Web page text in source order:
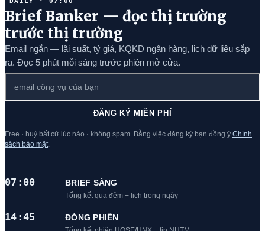
Brief Banker — đọc thị trường
trước thị trường
Email ngắn — lãi suất, tỷ giá, KQKD ngân hàng, lịch dữ liệu sắp
ra. Đọc 5 phút mỗi sáng trước phiên mở cửa.
ĐĂNG KÝ MIỄN PHÍ
Free · huỷ bất cứ lúc nào · không spam. Bằng việc đăng ký bạn đồng ý Chính
sách bảo mật
07:00 BRIEF SÁNG
Tổng kết qua đêm + lịch trong ngày
14:45 ĐÓNG PHIÊN